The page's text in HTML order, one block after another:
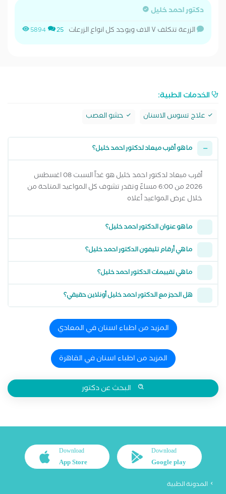
دكتور احمد خليل
5894 25 الزرعة تتكلف ٧ الاف ويوجد كل انواع الزرعات
الخدمات الطبية:
علاج تسوس الاسنان حشو العصب
ما هو أقرب ميعاد لدكتور احمد خليل؟
أقرب ميعاد لدكتور احمد خليل هو غداً السبت 08 اغسطس
2026 من 6:00 مساءً وتقدر تشوف كل المواعيد المتاحة من
خلال عرض المواعيد أعلاه
ما هو عنوان الدكتور احمد خليل؟
ما هي أرقام تليفون الدكتور احمد خليل؟
ما هي تقييمات الدكتور احمد خليل؟
هل الحجز مع الدكتور احمد خليل أونلاين حقيقي؟
المزيد من اطباء اسنان في المعادي
المزيد من اطباء اسنان في القاهرة
البحث عن دكتور
Download
Google play
Download
App Store
المدونة الطبية